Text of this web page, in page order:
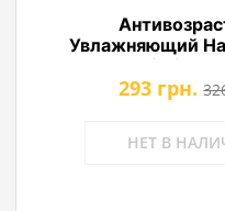
Увлажняющий
House Moistfull
Care 4
293 грн.
НЕТ В